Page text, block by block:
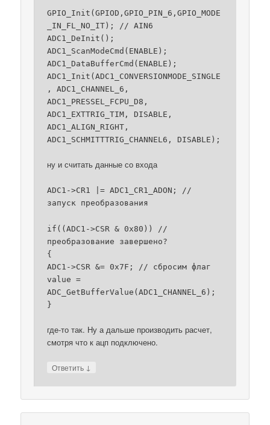
GPIO_Init(GPIOD,GPIO_PIN_6,GPIO_MODE
_IN_FL_NO_IT); // AIN6
ADC1_DeInit();
ADC1_ScanModeCmd(ENABLE);
ADC1_DataBufferCmd(ENABLE);
ADC1_Init(ADC1_CONVERSIONMODE_SINGLE
, ADC1_CHANNEL_6,
ADC1_PRESSEL_FCPU_D8,
ADC1_EXTTRIG_TIM, DISABLE,
ADC1_ALIGN_RIGHT,
ADC1_SCHMITTTRIG_CHANNEL6, DISABLE);
ну и считать данные со входа
ADC1->CR1 |= ADC1_CR1_ADON; //
запуск преобразования
if((ADC1->CSR & 0x80)) //
преобразование завершено?
{
ADC1->CSR &= 0x7F; // сбросим флаг
value =
ADC_GetBufferValue(ADC1_CHANNEL_6);
}
где-то так. Ну а дальше производить расчет,
смотря что к ацп подключено.
Ответить ↓